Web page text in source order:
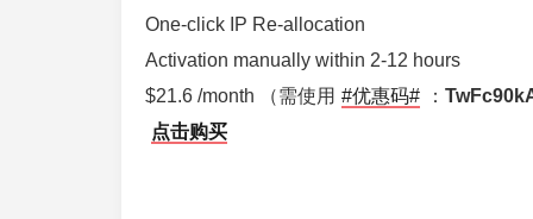
One-click IP Re-allocation
Activation manually within 2-12 hours
$21.6 /month （需使用 #优惠码# ：
点击购买